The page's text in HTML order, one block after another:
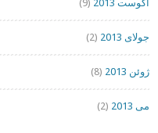
آگوست 2013 (9)
جولای 2013 (2)
ژوئن 2013 (8)
می 2013 (2)